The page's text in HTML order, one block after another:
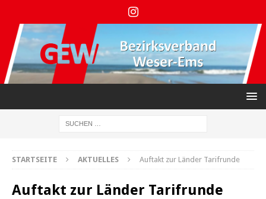
STARTSEITE AKTUELLES Auftakt zur Länder Tarifrunde
Auftakt zur Länder Tarifrunde